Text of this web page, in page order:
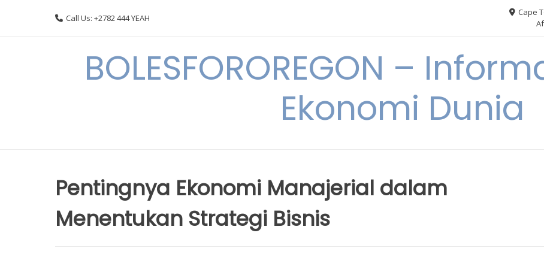
Call Us: +2782 444 YEAH
Cape
BOLESFOROREGON –
Ekonomi Dunia
Pentingnya Ekonomi Manajerial dalam
Menentukan Strategi Bisnis